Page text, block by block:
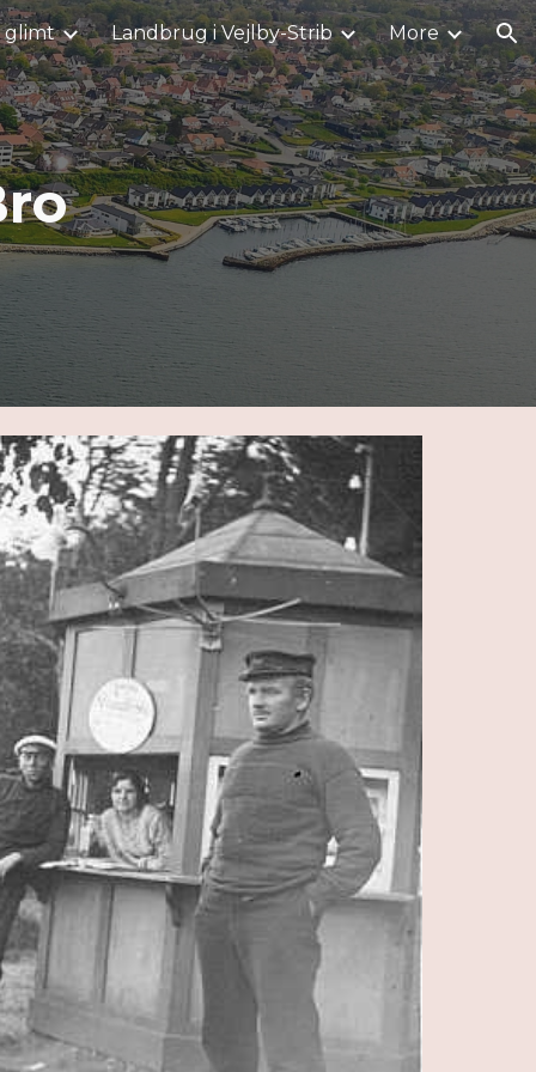
glimt Landbrug i Vejlby-Strib More